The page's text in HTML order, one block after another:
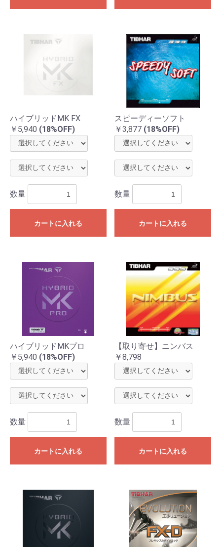
ハイブリッドMK FX
￥5,940 (18%OFF)
数量
カートに入れる
スピーディーソフト
￥3,877 (18%OFF)
数量
カートに入れる
ハイブリッドMKプロ
￥5,940 (18%OFF)
数量
カートに入れる
【取り寄せ】ニンバス
￥8,798
数量
カートに入れる